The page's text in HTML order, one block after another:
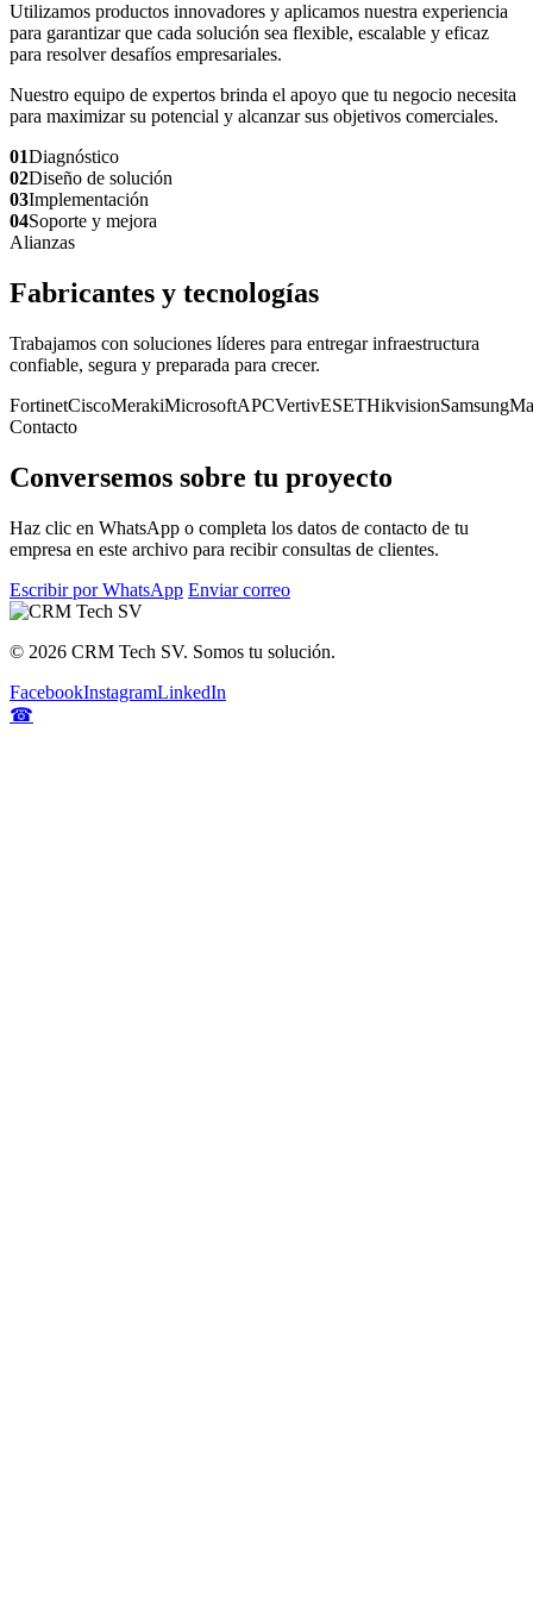
Utilizamos productos innovadores y aplicamos nuestra experiencia
para garantizar que cada solución sea flexible, escalable y eficaz
para resolver desafíos empresariales.
Nuestro equipo de expertos brinda el apoyo que tu negocio necesita
para maximizar su potencial y alcanzar sus objetivos comerciales.
01Diagnóstico
02Diseño de solución
03Implementación
04Soporte y mejora
Alianzas
Fabricantes y tecnologías
Trabajamos con soluciones líderes para entregar infraestructura
confiable, segura y preparada para crecer.
FortinetCiscoMerakiMicrosoftAPCVertivESETHikvisionSamsung
Contacto
Conversemos sobre tu proyecto
Haz clic en WhatsApp o completa los datos de contacto de tu
empresa en este archivo para recibir consultas de clientes.
Escribir por WhatsApp Enviar correo
© 2026 CRM Tech SV. Somos tu solución.
FacebookInstagramLinkedIn
☎